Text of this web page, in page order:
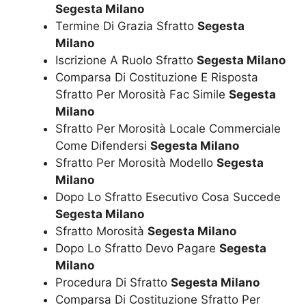
Segesta Milano
Termine Di Grazia Sfratto Segesta
Milano
Iscrizione A Ruolo Sfratto Segesta Milano
Comparsa Di Costituzione E Risposta
Sfratto Per Morosità Fac Simile Segesta
Milano
Sfratto Per Morosità Locale Commerciale
Come Difendersi Segesta Milano
Sfratto Per Morosità Modello Segesta
Milano
Dopo Lo Sfratto Esecutivo Cosa Succede
Segesta Milano
Sfratto Morosità Segesta Milano
Dopo Lo Sfratto Devo Pagare Segesta
Milano
Procedura Di Sfratto Segesta Milano
Comparsa Di Costituzione Sfratto Per